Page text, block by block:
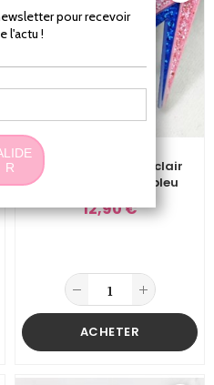
Boucles d'oreilles Eclair
Paillettes Rose et bleu
12,90 €
ACHETER